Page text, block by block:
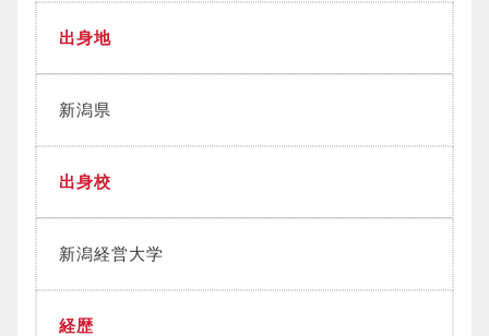
出身地
新潟県
出身校
新潟経営大学
経歴